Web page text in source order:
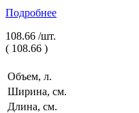
Подробнее
108.66 /шт.
( 108.66 )
Объем, л.
Ширина, см.
Длина, см.